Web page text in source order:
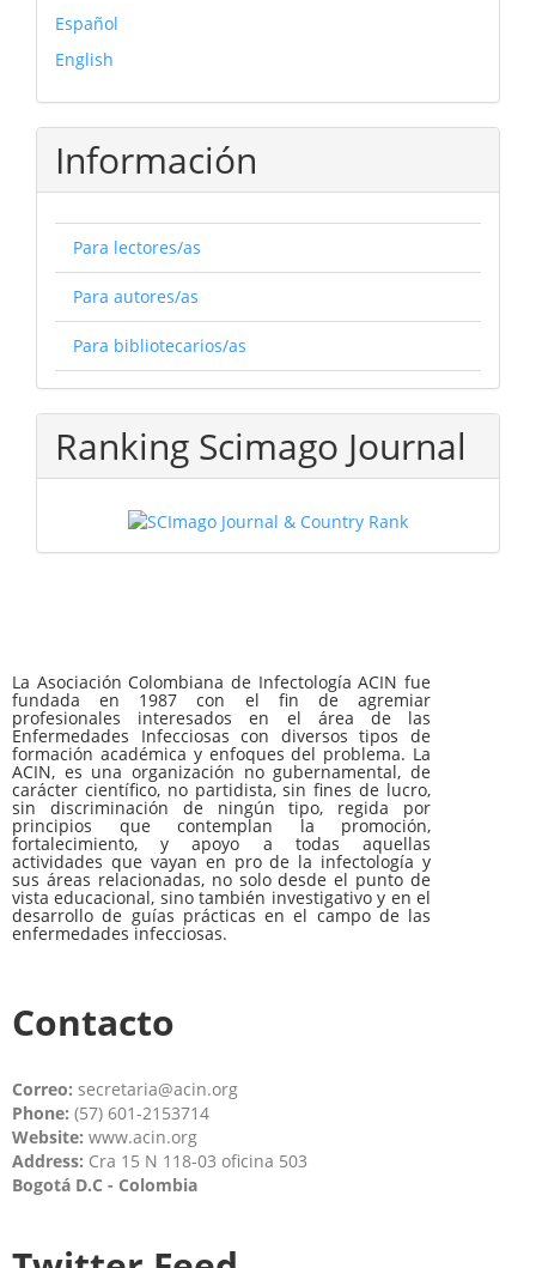
Español
English
Información
Para lectores/as
Para autores/as
Para bibliotecarios/as
Ranking Scimago Journal
La Asociación Colombiana de Infectología ACIN fue
fundada en 1987 con el fin de agremiar
profesionales interesados en el área de las
Enfermedades Infecciosas con diversos tipos de
formación académica y enfoques del problema. La
ACIN, es una organización no gubernamental, de
carácter científico, no partidista, sin fines de lucro,
sin discriminación de ningún tipo, regida por
principios que contemplan la promoción,
fortalecimiento, y apoyo a todas aquellas
actividades que vayan en pro de la infectología y
sus áreas relacionadas, no solo desde el punto de
vista educacional, sino también investigativo y en el
desarrollo de guías prácticas en el campo de las
enfermedades infecciosas.
Contacto
Correo: secretaria@acin.org
Phone: (57) 601-2153714
Website: www.acin.org
Address: Cra 15 N 118-03 oficina 503
Bogotá D.C - Colombia